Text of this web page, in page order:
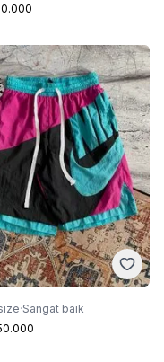
·Sangat baik